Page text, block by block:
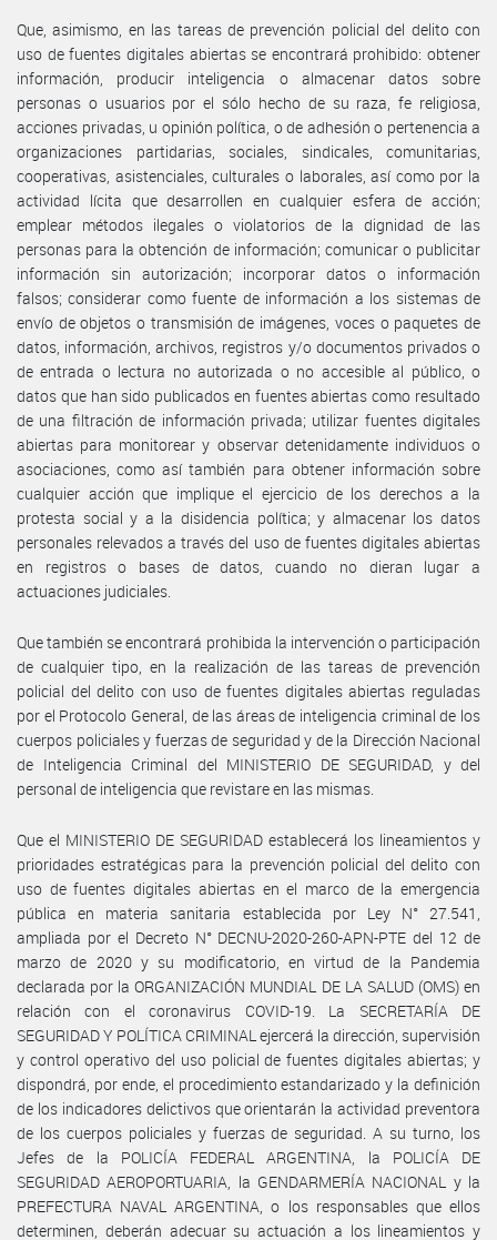
Que, asimismo, en las tareas de prevención policial del delito con
uso de fuentes digitales abiertas se encontrará prohibido: obtener
información, producir inteligencia o almacenar datos sobre
personas o usuarios por el sólo hecho de su raza, fe religiosa,
acciones privadas, u opinión política, o de adhesión o pertenencia a
organizaciones partidarias, sociales, sindicales, comunitarias,
cooperativas, asistenciales, culturales o laborales, así como por la
actividad lícita que desarrollen en cualquier esfera de acción;
emplear métodos ilegales o violatorios de la dignidad de las
personas para la obtención de información; comunicar o publicitar
información sin autorización; incorporar datos o información
falsos; considerar como fuente de información a los sistemas de
envío de objetos o transmisión de imágenes, voces o paquetes de
datos, información, archivos, registros y/o documentos privados o
de entrada o lectura no autorizada o no accesible al público, o
datos que han sido publicados en fuentes abiertas como resultado
de una filtración de información privada; utilizar fuentes digitales
abiertas para monitorear y observar detenidamente individuos o
asociaciones, como así también para obtener información sobre
cualquier acción que implique el ejercicio de los derechos a la
protesta social y a la disidencia política; y almacenar los datos
personales relevados a través del uso de fuentes digitales abiertas
en registros o bases de datos, cuando no dieran lugar a
actuaciones judiciales.
Que también se encontrará prohibida la intervención o participación
de cualquier tipo, en la realización de las tareas de prevención
policial del delito con uso de fuentes digitales abiertas reguladas
por el Protocolo General, de las áreas de inteligencia criminal de los
cuerpos policiales y fuerzas de seguridad y de la Dirección Nacional
de Inteligencia Criminal del MINISTERIO DE SEGURIDAD, y del
personal de inteligencia que revistare en las mismas.
Que el MINISTERIO DE SEGURIDAD establecerá los lineamientos y
prioridades estratégicas para la prevención policial del delito con
uso de fuentes digitales abiertas en el marco de la emergencia
pública en materia sanitaria establecida por Ley N° 27.541,
ampliada por el Decreto N° DECNU-2020-260-APN-PTE del 12 de
marzo de 2020 y su modificatorio, en virtud de la Pandemia
declarada por la ORGANIZACIÓN MUNDIAL DE LA SALUD (OMS) en
relación con el coronavirus COVID-19. La SECRETARÍA DE
SEGURIDAD Y POLÍTICA CRIMINAL ejercerá la dirección, supervisión
y control operativo del uso policial de fuentes digitales abiertas; y
dispondrá, por ende, el procedimiento estandarizado y la definición
de los indicadores delictivos que orientarán la actividad preventora
de los cuerpos policiales y fuerzas de seguridad. A su turno, los
Jefes de la POLICÍA FEDERAL ARGENTINA, la POLICÍA DE
SEGURIDAD AEROPORTUARIA, la GENDARMERÍA NACIONAL y la
PREFECTURA NAVAL ARGENTINA, o los responsables que ellos
determinen, deberán adecuar su actuación a los lineamientos y